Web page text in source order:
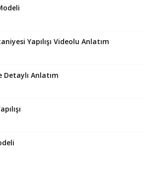
Yapılışı Videolu Anlatım
Detaylı Anlatım